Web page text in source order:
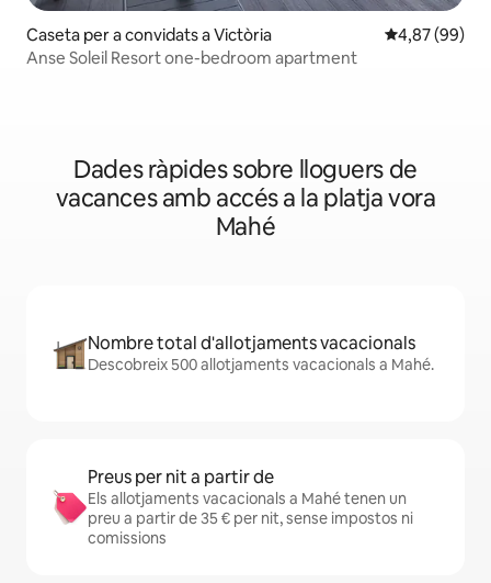
Caseta per a convidats a Victòria 4,87 de
4,87 (99)
Anse Soleil Resort one-bedroom apartment
Dades ràpides sobre lloguers de
vacances amb accés a la platja vora
Mahé
Nombre total d'allotjaments vacacionals
Descobreix 500 allotjaments vacacionals a Mahé.
Preus per nit a partir de
Els allotjaments vacacionals a Mahé tenen un
preu a partir de 35 € per nit, sense impostos ni
comissions